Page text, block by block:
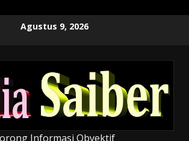
Agustus 9, 2026
Informasi Obyektif